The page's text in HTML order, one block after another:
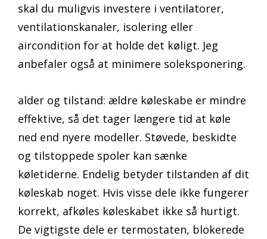
skal du muligvis investere i ventilatorer,
ventilationskanaler, isolering eller
aircondition for at holde det køligt. Jeg
anbefaler også at minimere soleksponering.
alder og tilstand: ældre køleskabe er mindre
effektive, så det tager længere tid at køle
ned end nyere modeller. Støvede, beskidte
og tilstoppede spoler kan sænke
køletiderne. Endelig betyder tilstanden af dit
køleskab noget. Hvis visse dele ikke fungerer
korrekt, afkøles køleskabet ikke så hurtigt.
De vigtigste dele er termostaten, blokerede